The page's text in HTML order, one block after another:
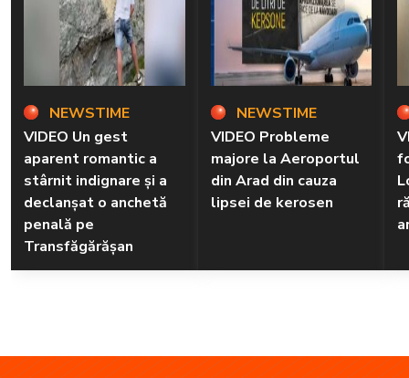
NEWSTIME
VIDEO Un gest
aparent romantic a
stârnit indignare și a
declanșat o anchetă
penală pe
Transfăgărășan
NEWSTIME
VIDEO Probleme
majore la Aeroportul
din Arad din cauza
lipsei de kerosen